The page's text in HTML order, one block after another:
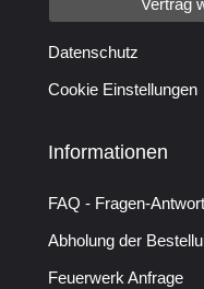
Vertrag
Datenschutz
Cookie Einstellungen
Informationen
FAQ - Fragen-
Abholung der
Feuerwerk Anfrage